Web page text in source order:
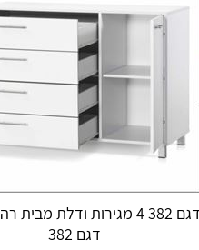
דגם 382 4 מגירות ודלת מבית
דגם 382